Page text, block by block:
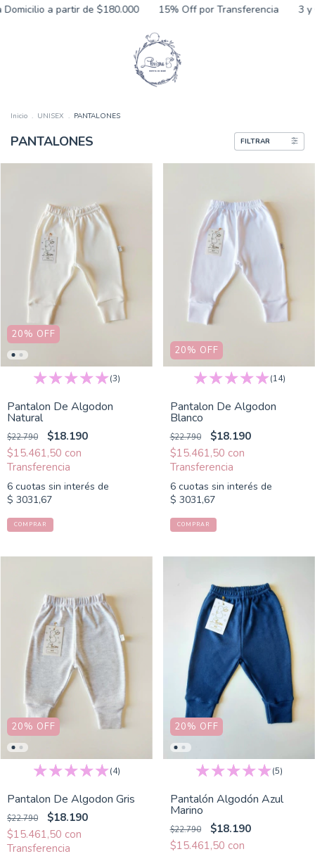
partir de $180.000 15% Off por Transferencia 3 y 6 cuotas
Inicio . UNISEX . PANTALONES
PANTALONES FILTRAR
20% OFF
(3)
Pantalon De Algodon
Natural
$22.790
$18.190
$15.461,50 con
6 cuotas sin interés de
$ 3031,67
COMPRAR
20% OFF
(14)
Pantalon De Algodon
Blanco
$22.790
$18.190
$15.461,50 con
6 cuotas sin interés de
$ 3031,67
COMPRAR
20% OFF
(4)
Pantalon De Algodon Gris
$22.790
$18.190
$15.461,50 con
20% OFF
(5)
Pantalón Algodón Azul
Marino
$22.790
$18.190
$15.461,50 con